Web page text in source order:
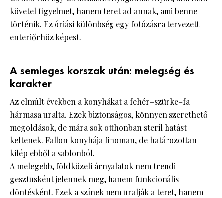
követel figyelmet, hanem teret ad annak, ami benne
történik. Ez óriási különbség egy fotózásra tervezett
enteriőrhöz képest.
A semleges korszak után: melegség és
karakter
Az elmúlt években a konyhákat a fehér–szürke–fa
hármasa uralta. Ezek biztonságos, könnyen szerethető
megoldások, de mára sok otthonban steril hatást
keltenek. Fallon konyhája finoman, de határozottan
kilép ebből a sablonból.
A melegebb, földközeli árnyalatok nem trendi
gesztusként jelennek meg, hanem funkcionális
döntésként. Ezek a színek nem uralják a teret, hanem